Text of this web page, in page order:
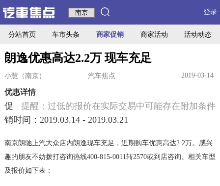
登录
分站首页 车市头条 商家促销 商家活动 活动动态
朗逸优惠高达2.2万 现车充足
小慧（南京） 汽车焦点 2019-03-14
优惠详情
提醒：过低的报价在实际交易中可能存在附加条件
促
销时间：2019.03.14 - 2019.03.21
南京朗驰上汽大众店内朗逸现车充足，近期购车优惠高达2.2万。感兴
趣的朋友不妨拨打咨询热线400-815-0011转2570或到店咨询。相关车型
及报价如下表：